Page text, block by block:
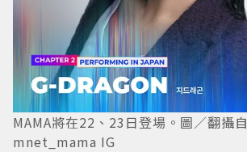
MAMA將在22、23日登場。圖／翻攝自
mnet_mama IG